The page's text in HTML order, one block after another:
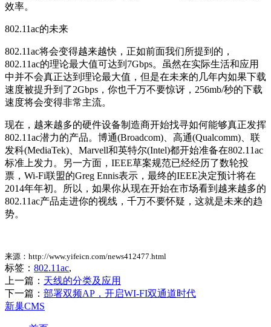
效率。
802.11ac的未来
802.11ac将会变得越来越快，正如前面我们所提到的，
802.11ac的理论最大值可达到7Gbps。虽然在实际生活和应用
中并不会真正达到理论最大值，但是在未来的几年内如果下载
速度被提升到了2Gbps，你也千万不要惊讶，256mb/秒的下载
速度将会变得非常主流。
现在，越来越多的硬件设备制造商开始找寻如何能够真正发挥
802.11ac潜力的产品。博通(Broadcom)、高通(Qualcomm)、联
发科(MediaTek)、Marvell和英特尔(Intel)都开始准备在802.11ac
标准上发力。另一方面，IEEE草案规范已经经历了数轮投
票，Wi-Fi联盟的Greg Ennis表示，最终的IEEE决定预计将在
2014年年初。所以，如果你从现在开始在市场看到越来越多的
802.11ac产品走进你的视线，千万不要怀疑，这就是未来的趋
势。
来源：http://www.yifeicn.com/news412477.html
标签： 802.11ac,
上一篇： 天线的分类及应用
下一篇： 部署双频AP，开启WI-FI双通道时代
新巢CMS